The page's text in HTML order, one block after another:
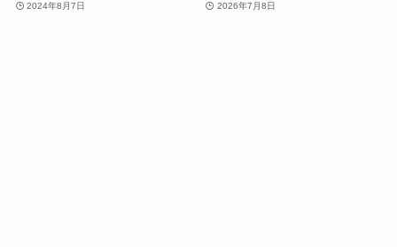
2024年8月7日 2026年7月8日